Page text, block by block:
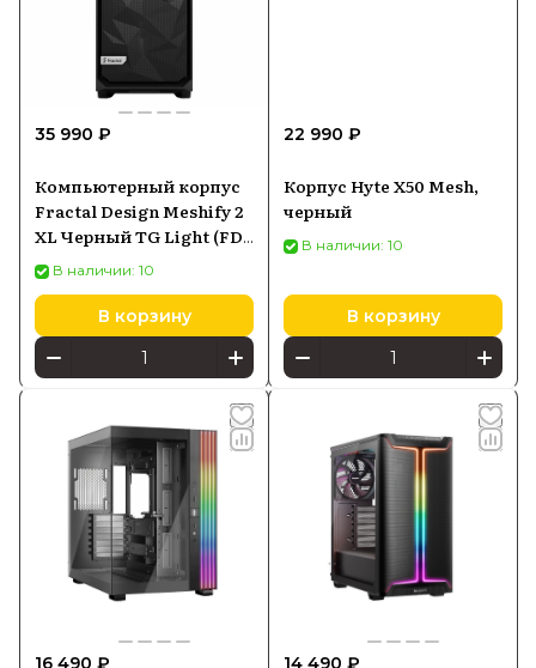
35 990 ₽
Компьютерный корпус
Fractal Design Meshify 2
XL Черный TG Light (FD-
CMES2-X02)
В наличии: 10
В корзину
22 990 ₽
Корпус Hyte X50 Mesh,
черный
В наличии: 10
В корзину
16 490 ₽ 14 490 ₽